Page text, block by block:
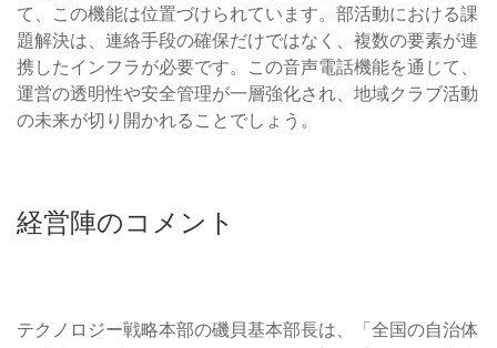
て、この機能は位置づけられています。部活動における課
題解決は、連絡手段の確保だけではなく、複数の要素が連
携したインフラが必要です。この音声電話機能を通じて、
運営の透明性や安全管理が一層強化され、地域クラブ活動
の未来が切り開かれることでしょう。
経営陣のコメント
テクノロジー戦略本部の磯貝基本部長は、「全国の自治体